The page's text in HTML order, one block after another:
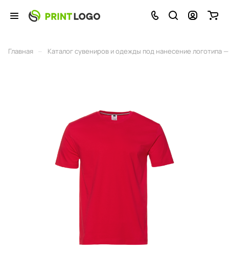
Главная Каталог сувениров и одежды под нанесение логотипа